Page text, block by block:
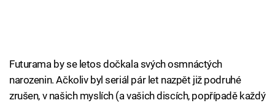
Futurama by se letos dočkala svých osmnáctých
narozenin. Ačkoliv byl seriál pár let nazpět již podruhé
zrušen, v našich myslích (a vašich discích, popřípadě každý